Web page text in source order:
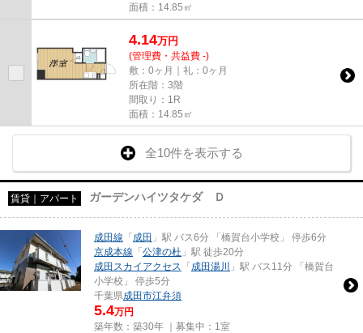
面積：14.85㎡
4.14万円
(管理費・共益費 -)
敷：0ヶ月｜礼：0ヶ月
所在階：3階
間取り：1R
面積：14.85㎡
全10件を表示する
賃貸｜アパート ガーデンハイツタケダ Ｄ
成田線 「成田 」駅 バス6分 「橋賀台小学校」 停歩6分
京成本線 「公津の杜 」駅 徒歩20分
成田スカイアクセス
「成田湯川
」駅 バス11分 「橋賀台
小学校」 停歩5分
千葉県成田市江弁須
5.4万円
築年数：築30年 ｜募集中： 1室